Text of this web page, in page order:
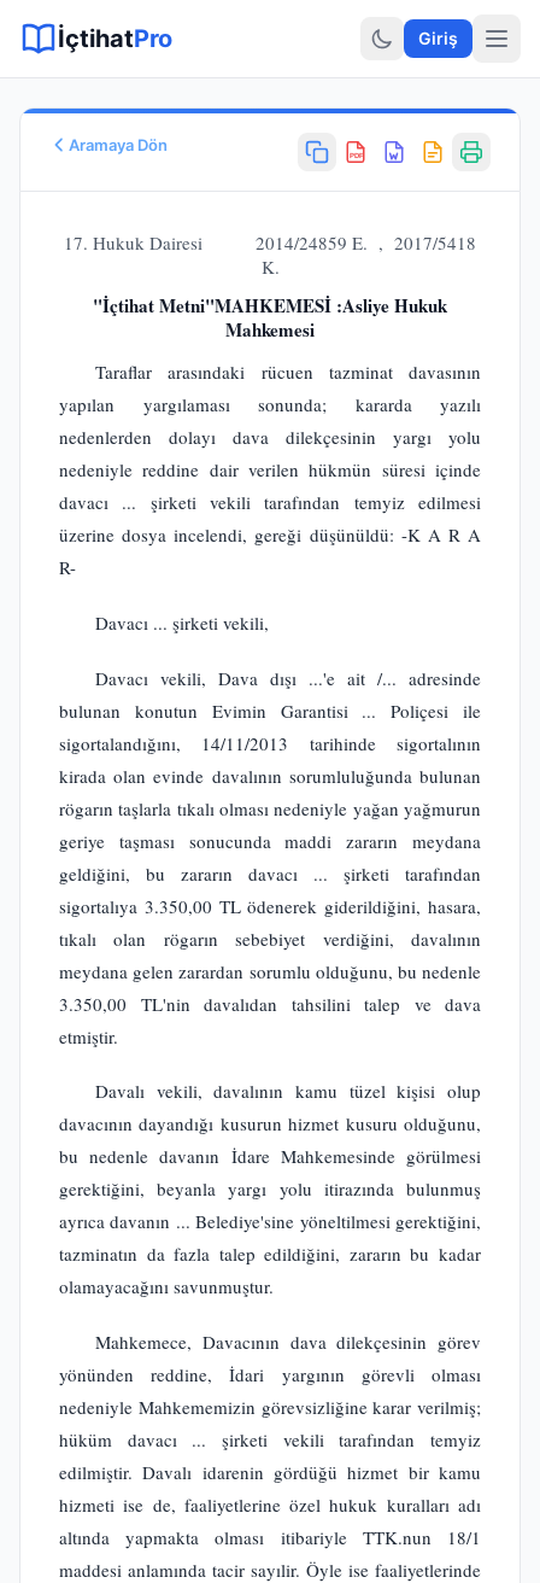
Hukuki Araçlar
İçtihatPro Giriş
Aramaya Dön
PDF
2014/24859
2017/5418
Karar Tarihi
Karar Sonucu
BOZULMASINA
Hukuk Alanı
Ticaret Hukuku
17. Hukuk Dairesi 2014/24859 E. , 2017/5418
K.
"İçtihat Metni"MAHKEMESİ :Asliye Hukuk
Mahkemesi
Taraflar arasındaki rücuen tazminat davasının
yapılan yargılaması sonunda; kararda yazılı
nedenlerden dolayı dava dilekçesinin yargı yolu
nedeniyle reddine dair verilen hükmün süresi içinde
davacı ... şirketi vekili tarafından temyiz edilmesi
üzerine dosya incelendi, gereği düşünüldü: -K A R A
R-
Davacı ... şirketi vekili,
Davacı vekili, Dava dışı ...'e ait /... adresinde
bulunan konutun Evimin Garantisi ... Poliçesi ile
sigortalandığını, 14/11/2013 tarihinde sigortalının
kirada olan evinde davalının sorumluluğunda bulunan
rögarın taşlarla tıkalı olması nedeniyle yağan yağmurun
geriye taşması sonucunda maddi zararın meydana
geldiğini, bu zararın davacı ... şirketi tarafından
sigortalıya 3.350,00 TL ödenerek giderildiğini, hasara,
tıkalı olan rögarın sebebiyet verdiğini, davalının
meydana gelen zarardan sorumlu olduğunu, bu nedenle
3.350,00 TL'nin davalıdan tahsilini talep ve dava
etmiştir.
Davalı vekili, davalının kamu tüzel kişisi olup
davacının dayandığı kusurun hizmet kusuru olduğunu,
bu nedenle davanın İdare Mahkemesinde görülmesi
gerektiğini, beyanla yargı yolu itirazında bulunmuş
ayrıca davanın ... Belediye'sine yöneltilmesi gerektiğini,
tazminatın da fazla talep edildiğini, zararın bu kadar
olamayacağını savunmuştur.
Mahkemece, Davacının dava dilekçesinin görev
yönünden reddine, İdari yargının görevli olması
nedeniyle Mahkememizin görevsizliğine karar verilmiş;
hüküm davacı ... şirketi vekili tarafından temyiz
edilmiştir. Davalı idarenin gördüğü hizmet bir kamu
hizmeti ise de, faaliyetlerine özel hukuk kuralları adı
altında yapmakta olması itibariyle TTK.nun 18/1
maddesi anlamında tacir sayılir. Öyle ise faaliyetlerinde